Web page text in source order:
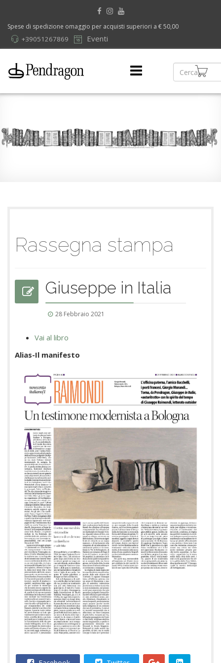
Spese di spedizione omaggio per acquisti superiori a € 50,00
Eventi
+39051267869
Rassegna stampa
Giuseppe in Italia
28 Febbraio 2021
Vai al libro
Alias-Il manifesto